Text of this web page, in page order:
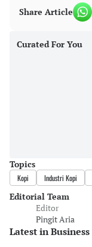
Share Article
Curated For You
Topics
Kopi Industri Kopi
Editorial Team
Editor
Pingit Aria
Latest in Business